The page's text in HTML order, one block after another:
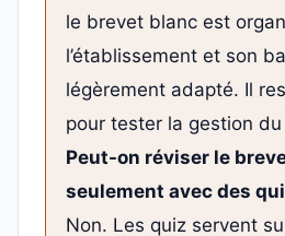
le brevet blanc est
l’établissement et son
légèrement adapté. Il
pour tester la gestion
Peut-on réviser le
seulement avec des
Non. Les quiz servent